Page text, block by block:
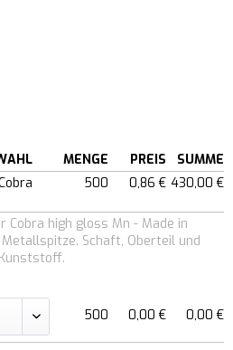
MENGE PREIS
SUMME
500 0,86 € 430,00 €
Cobra high gloss Mn - Made in
Schaft, Oberteil und
500
0,00 € 0,00 €